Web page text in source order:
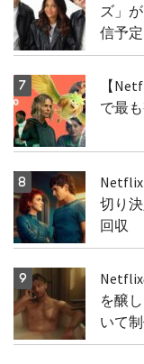
ズ」
信予定
【
で最
切り
回収
を醸
いて